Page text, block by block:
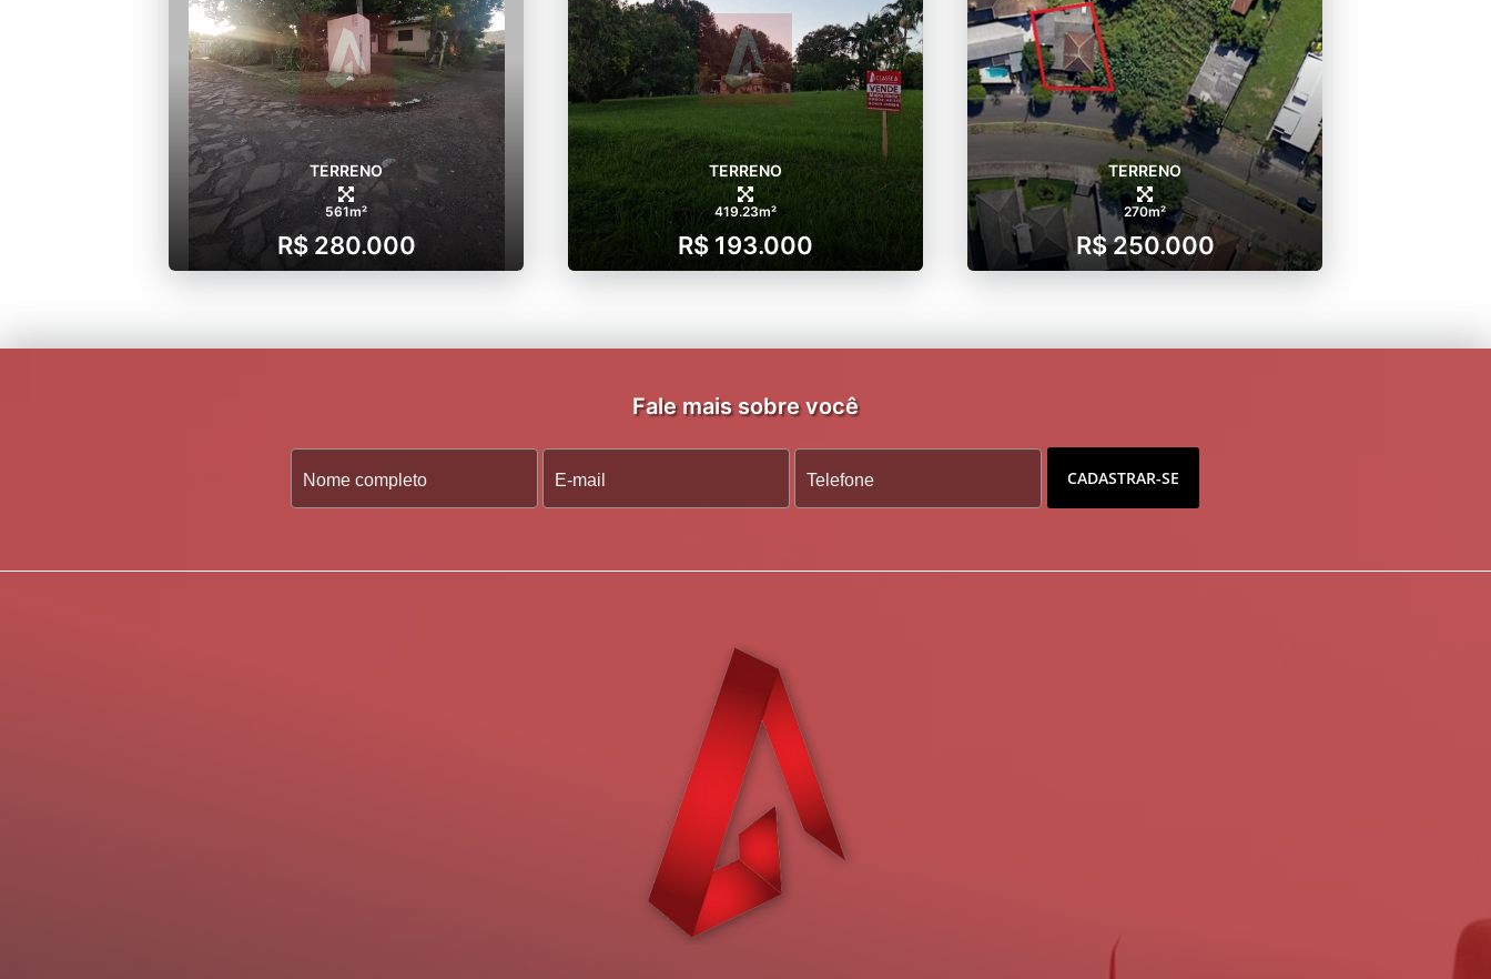
TERRENO
561m²
R$ 280.000
TERRENO
419.23m²
R$ 193.000
TERRENO
270m²
R$ 250.000
Fale mais sobre você
CADASTRAR-SE